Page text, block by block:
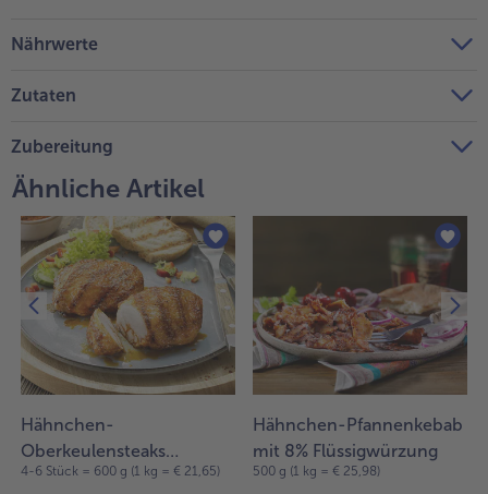
Weiterempfehlen &
Nährwerte
Zutaten
Zubereitung
Ähnliche Artikel
Hähnchen-
Oberkeulensteaks
„Holzfäller" mit 8%
4-6 Stück = 600 g (1 kg = € 21,65)
Hähnchen-Pfannenkebab
mit 8% Flüssigwürzung
500 g (1 kg = € 25,98)